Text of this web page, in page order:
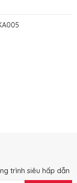
trình siêu hấp dẫn